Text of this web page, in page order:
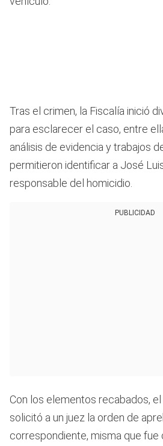
Tras el crimen, la Fiscalía inició
para esclarecer el caso, entre
análisis de evidencia y trabajos
permitieron identificar a José
responsable del homicidio.
PUBLICIDAD
Con los elementos recabados,
solicitó a un juez la orden de
correspondiente, misma que fue